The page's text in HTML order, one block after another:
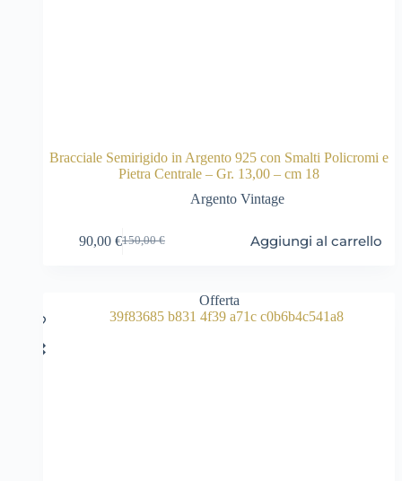
Bracciale Semirigido in Argento 925 con Smalti Policromi e
Pietra Centrale – Gr. 13,00 – cm 18
Argento Vintage
150,00€
Il
150,00 €.
90,00 €Il
90,00 €.
Aggiungi al carrello
Offerta